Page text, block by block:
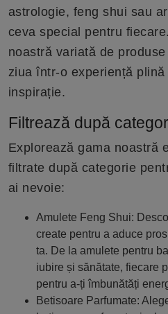
astrologie, feng shui sau
ceva special pentru
noastră variată de
ziua într-o experiență
inspirație.
Filtrează după
Explorează gama noastră
filtrate după categorie
ai nevoie:
Amulete Feng Shui:
create pentru a aduce
ta. De la amulete pentru
iubire și sănătate, fiecare
pentru a-ți îmbunătăți
Betisoare Parfumate: